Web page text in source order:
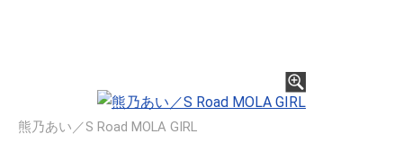
熊乃あい／S Road MOLA GIRL